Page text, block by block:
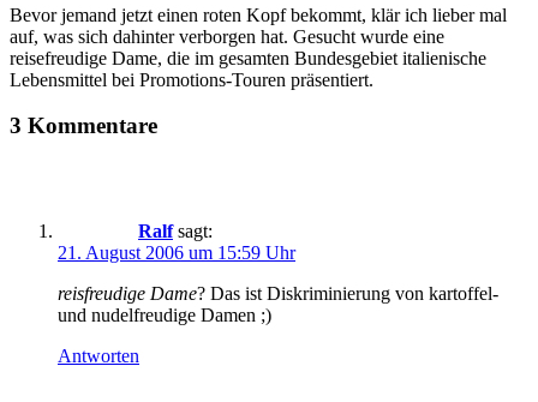
Bevor jemand jetzt einen roten Kopf bekommt, klär ich lieber mal
auf, was sich dahinter verborgen hat. Gesucht wurde eine
reisefreudige Dame, die im gesamten Bundesgebiet italienische
Lebensmittel bei Promotions-Touren präsentiert.
3 Kommentare
Ralf sagt:
21. August 2006 um 15:59 Uhr
reisfreudige Dame? Das ist Diskriminierung von kartoffel-
und nudelfreudige Damen ;)
Antworten